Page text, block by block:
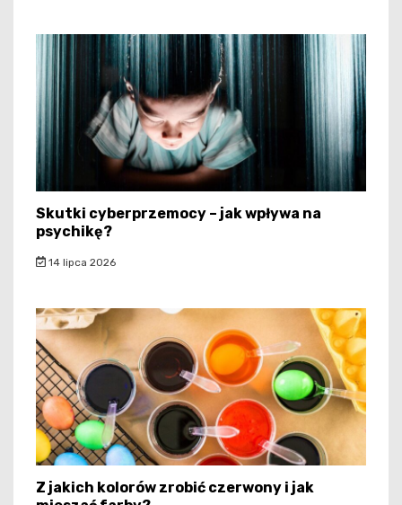
Skutki cyberprzemocy – jak wpływa na
psychikę?
14 lipca 2026
Z jakich kolorów zrobić czerwony i jak